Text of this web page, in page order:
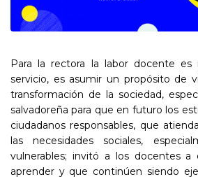
Para la rectora la labor docente
servicio, es asumir un propósito de
transformación de la sociedad,
salvadoreña para que en futuro los
ciudadanos responsables, que
las necesidades sociales,
vulnerables; invitó a los docentes
aprender y que continúen siendo